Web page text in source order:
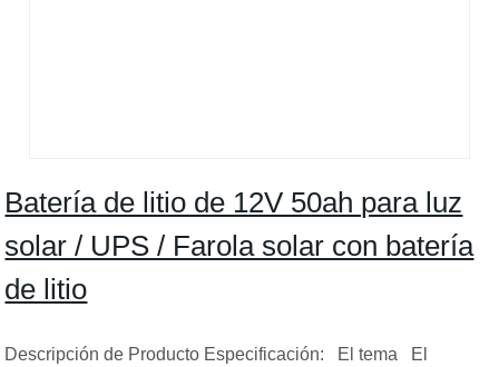
Batería de litio de 12V 50ah para luz
solar / UPS / Farola solar con batería
de litio
Descripción de Producto Especificación: El tema El